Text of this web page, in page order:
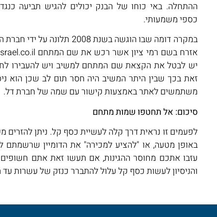
ההתחלה. באי כוחו של הבנק יכולים להגיש תביעה כנגד
כספי משמעותי.
זאת בכך שבין היתר המשיב היה חסר תום לב שכן הוא
משתמשים לאתר באמצעות קישור עם שמה של חברת דל.
סיכום: אל תחטפו שמות מתחם
לפעמים זו נראית דרך קלה לעשיית כסף קל. ניתן
באופן מטעה, או "להציע למכירה" את הדומיין שרשמתם
עזבו אתכם מחוסר ההגינות, אם תעשו זאת אתם חשופים
והניסיון לעשות כסף קל עלול להתברר כנזק של עשרות
השאירו פרטים, חייגו או
(כולל תיקון 13), ולמטרות המפורטות במדיניות הפרטיות של האתר. ידוע
לי לפי החוק.